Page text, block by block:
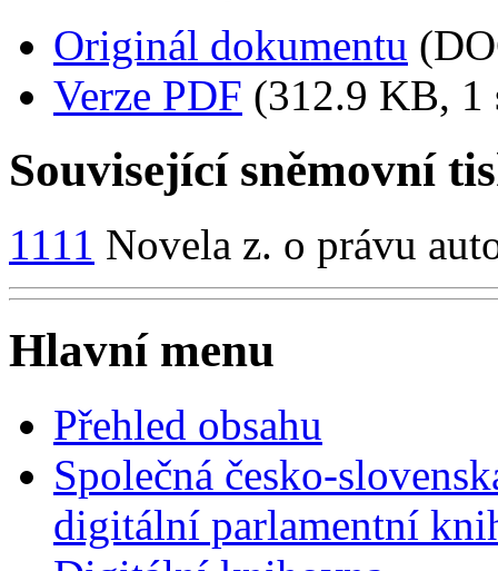
Originál dokumentu
Verze PDF (312.9 KB, 1
Související sněmovní
1111 Novela z. o právu
Hlavní menu
Přehled obsahu
Společná česko-
digitální parlamentní